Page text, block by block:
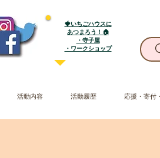
🍓いちごハウスに
あつまろう！🏠
・寺子屋
​・ワークショップ
活動内容 活動履歴 応援・寄付